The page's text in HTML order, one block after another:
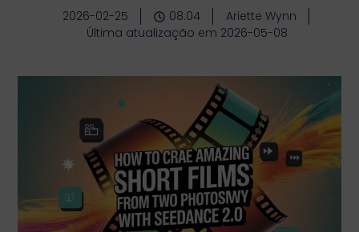
2026-02-25 08:04
Ariette Wynn
Última atualização em 2026-05-08